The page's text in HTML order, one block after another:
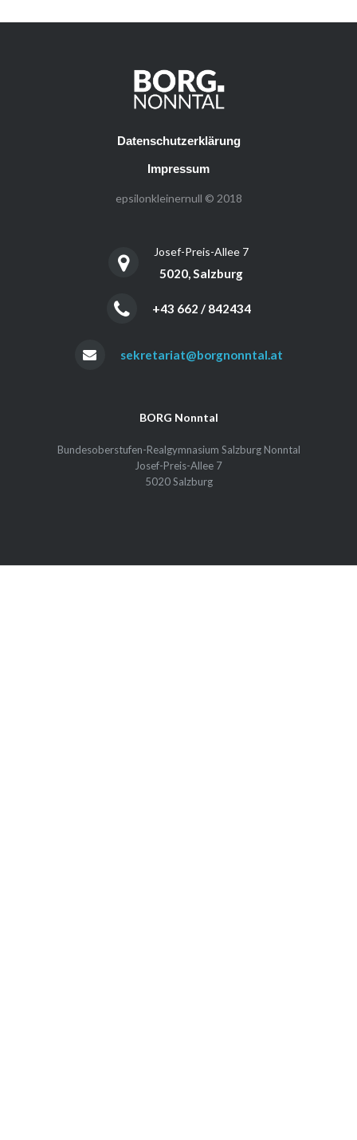
Datenschutzerklärung
Impressum
epsilonkleinernull © 2018
Josef-Preis-Allee 7
5020, Salzburg
+43 662 / 842434
sekretariat@borgnonntal.at
BORG Nonntal
Bundesoberstufen-Realgymnasium Salzburg Nonntal
Josef-Preis-Allee 7
5020 Salzburg